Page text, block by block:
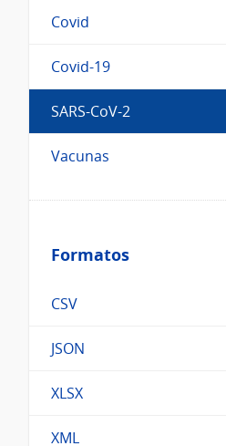
Covid
Covid-19
SARS-CoV-2
Vacunas
Formatos
Formatos
CSV
JSON
XLSX
XML